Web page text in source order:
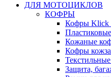
ДЛЯ МОТОЦИКЛОВ
КОФРЫ
Кофры Klick
Кожаные
Кофры
Защита,